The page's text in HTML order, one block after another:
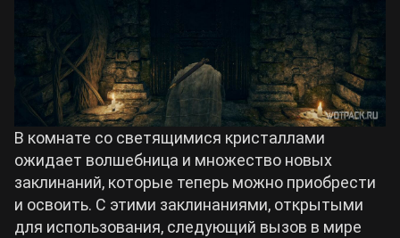
В комнате со светящимися кристаллами
ожидает волшебница и множество новых
заклинаний, которые теперь можно приобрести
и освоить. С этими заклинаниями, открытыми
для использования, следующий вызов в мире